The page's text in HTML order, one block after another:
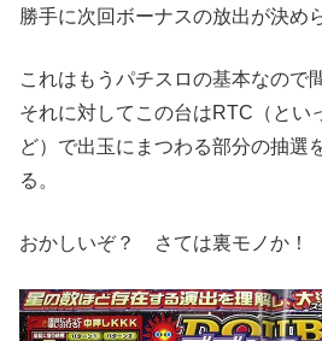
勝手に次回ボーナスの放出が決め
これはもうパチスロの基本なので
それに対してこの台はRTC（とい
ど）で出玉にまつわる部分の抽選
る。
おかしいぞ？ さては裏モノか！